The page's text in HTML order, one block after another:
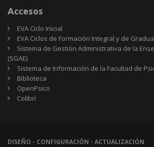
Accesos
EVA Ciclo Inicial
EVA Ciclos de Formación Integral y de
Sistema de Gestión Administrativa de la
(SGAE)
Sistema de Información de la Facultad de
Biblioteca
OpenPsico
Colibrí
DISEÑO - CONFIGURACIÓN - ACTUALIZACIÓN